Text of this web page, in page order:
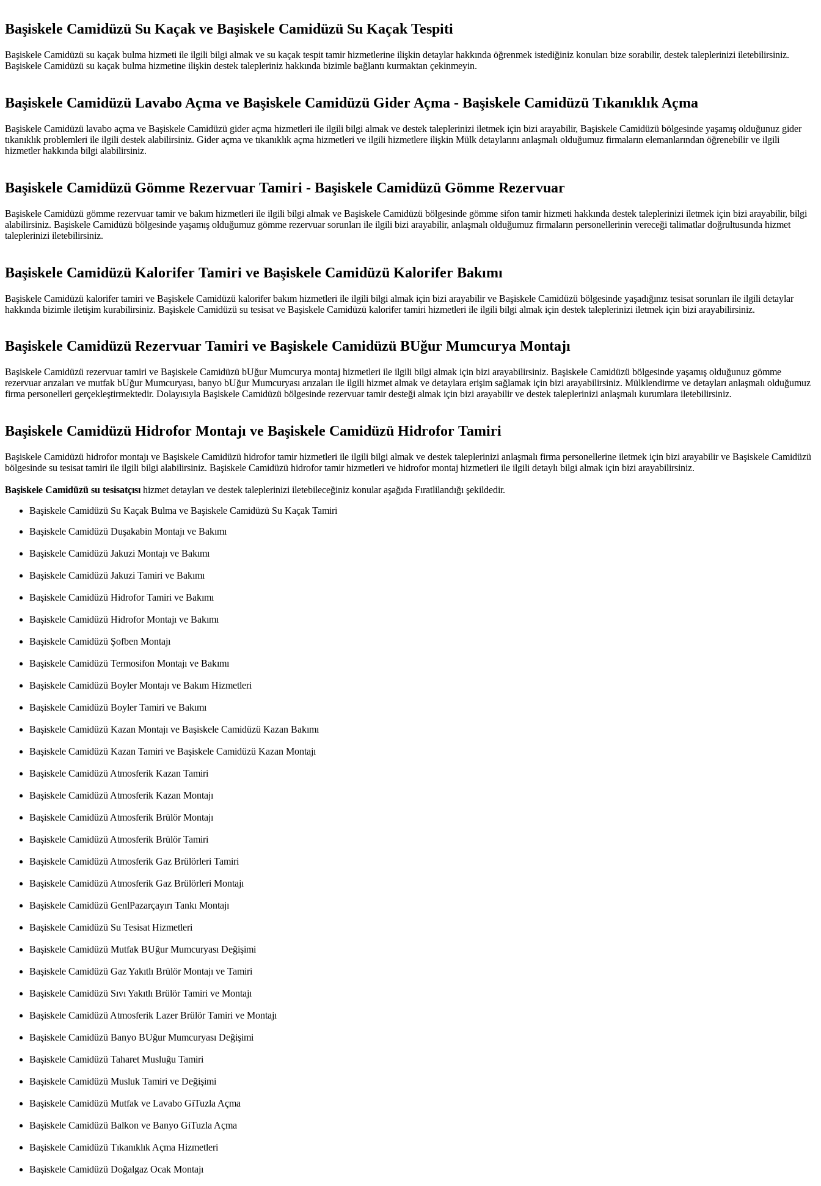
Başiskele Camidüzü Su Kaçak ve Başiskele Camidüzü Su Kaçak Tespiti
Başiskele Camidüzü su kaçak bulma hizmeti ile ilgili bilgi almak ve su kaçak tespit tamir hizmetlerine ilişkin detaylar hakkında öğrenmek istediğiniz konuları bize sorabilir, destek taleplerinizi iletebilirsiniz.
Başiskele Camidüzü su kaçak bulma hizmetine ilişkin destek talepleriniz hakkında bizimle bağlantı kurmaktan çekinmeyin.
Başiskele Camidüzü Lavabo Açma ve Başiskele Camidüzü Gider Açma - Başiskele Camidüzü Tıkanıklık Açma
Başiskele Camidüzü lavabo açma ve Başiskele Camidüzü gider açma hizmetleri ile ilgili bilgi almak ve destek taleplerinizi iletmek için bizi arayabilir, Başiskele Camidüzü bölgesinde yaşamış olduğunuz gider
tıkanıklık problemleri ile ilgili destek alabilirsiniz. Gider açma ve tıkanıklık açma hizmetleri ve ilgili hizmetlere ilişkin Mülk detaylarını anlaşmalı olduğumuz firmaların elemanlarından öğrenebilir ve ilgili
hizmetler hakkında bilgi alabilirsiniz.
Başiskele Camidüzü Gömme Rezervuar Tamiri - Başiskele Camidüzü Gömme Rezervuar
Başiskele Camidüzü gömme rezervuar tamir ve bakım hizmetleri ile ilgili bilgi almak ve Başiskele Camidüzü bölgesinde gömme sifon tamir hizmeti hakkında destek taleplerinizi iletmek için bizi arayabilir, bilgi
alabilirsiniz. Başiskele Camidüzü bölgesinde yaşamış olduğumuz gömme rezervuar sorunları ile ilgili bizi arayabilir, anlaşmalı olduğumuz firmaların personellerinin vereceği talimatlar doğrultusunda hizmet
taleplerinizi iletebilirsiniz.
Başiskele Camidüzü Kalorifer Tamiri ve Başiskele Camidüzü Kalorifer Bakımı
Başiskele Camidüzü kalorifer tamiri ve Başiskele Camidüzü kalorifer bakım hizmetleri ile ilgili bilgi almak için bizi arayabilir ve Başiskele Camidüzü bölgesinde yaşadığınız tesisat sorunları ile ilgili detaylar
hakkında bizimle iletişim kurabilirsiniz. Başiskele Camidüzü su tesisat ve Başiskele Camidüzü kalorifer tamiri hizmetleri ile ilgili bilgi almak için destek taleplerinizi iletmek için bizi arayabilirsiniz.
Başiskele Camidüzü Rezervuar Tamiri ve Başiskele Camidüzü BUğur Mumcurya Montajı
Başiskele Camidüzü rezervuar tamiri ve Başiskele Camidüzü bUğur Mumcurya montaj hizmetleri ile ilgili bilgi almak için bizi arayabilirsiniz. Başiskele Camidüzü bölgesinde yaşamış olduğunuz gömme
rezervuar arızaları ve mutfak bUğur Mumcuryası, banyo bUğur Mumcuryası arızaları ile ilgili hizmet almak ve detaylara erişim sağlamak için bizi arayabilirsiniz. Mülklendirme ve detayları anlaşmalı olduğumuz
firma personelleri gerçekleştirmektedir. Dolayısıyla Başiskele Camidüzü bölgesinde rezervuar tamir desteği almak için bizi arayabilir ve destek taleplerinizi anlaşmalı kurumlara iletebilirsiniz.
Başiskele Camidüzü Hidrofor Montajı ve Başiskele Camidüzü Hidrofor Tamiri
Başiskele Camidüzü hidrofor montajı ve Başiskele Camidüzü hidrofor tamir hizmetleri ile ilgili bilgi almak ve destek taleplerinizi anlaşmalı firma personellerine iletmek için bizi arayabilir ve Başiskele Camidüzü
bölgesinde su tesisat tamiri ile ilgili bilgi alabilirsiniz. Başiskele Camidüzü hidrofor tamir hizmetleri ve hidrofor montaj hizmetleri ile ilgili detaylı bilgi almak için bizi arayabilirsiniz.
Başiskele Camidüzü su tesisatçısı hizmet detayları ve destek taleplerinizi iletebileceğiniz konular aşağıda Fıratlilandığı şekildedir.
Başiskele Camidüzü Su Kaçak Bulma ve Başiskele Camidüzü Su Kaçak Tamiri
Başiskele Camidüzü Duşakabin Montajı ve Bakımı
Başiskele Camidüzü Jakuzi Montajı ve Bakımı
Başiskele Camidüzü Jakuzi Tamiri ve Bakımı
Başiskele Camidüzü Hidrofor Tamiri ve Bakımı
Başiskele Camidüzü Hidrofor Montajı ve Bakımı
Başiskele Camidüzü Şofben Montajı
Başiskele Camidüzü Termosifon Montajı ve Bakımı
Başiskele Camidüzü Boyler Montajı ve Bakım Hizmetleri
Başiskele Camidüzü Boyler Tamiri ve Bakımı
Başiskele Camidüzü Kazan Montajı ve Başiskele Camidüzü Kazan Bakımı
Başiskele Camidüzü Kazan Tamiri ve Başiskele Camidüzü Kazan Montajı
Başiskele Camidüzü Atmosferik Kazan Tamiri
Başiskele Camidüzü Atmosferik Kazan Montajı
Başiskele Camidüzü Atmosferik Brülör Montajı
Başiskele Camidüzü Atmosferik Brülör Tamiri
Başiskele Camidüzü Atmosferik Gaz Brülörleri Tamiri
Başiskele Camidüzü Atmosferik Gaz Brülörleri Montajı
Başiskele Camidüzü GenlPazarçayırı Tankı Montajı
Başiskele Camidüzü Su Tesisat Hizmetleri
Başiskele Camidüzü Mutfak BUğur Mumcuryası Değişimi
Başiskele Camidüzü Gaz Yakıtlı Brülör Montajı ve Tamiri
Başiskele Camidüzü Sıvı Yakıtlı Brülör Tamiri ve Montajı
Başiskele Camidüzü Atmosferik Lazer Brülör Tamiri ve Montajı
Başiskele Camidüzü Banyo BUğur Mumcuryası Değişimi
Başiskele Camidüzü Taharet Musluğu Tamiri
Başiskele Camidüzü Musluk Tamiri ve Değişimi
Başiskele Camidüzü Mutfak ve Lavabo GiTuzla Açma
Başiskele Camidüzü Balkon ve Banyo GiTuzla Açma
Başiskele Camidüzü Tıkanıklık Açma Hizmetleri
Başiskele Camidüzü Doğalgaz Ocak Montajı